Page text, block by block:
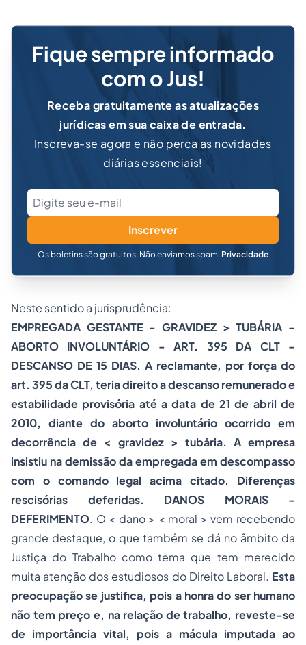
Fique sempre informado
com o Jus!
Receba gratuitamente as atualizações
jurídicas em sua caixa de entrada.
Inscreva-se agora e não perca as novidades
diárias essenciais!
Inscrever
Os boletins são gratuitos. Não enviamos spam. Privacidade
Neste sentido a jurisprudência:
EMPREGADA GESTANTE - GRAVIDEZ > TUBÁRIA -
ABORTO INVOLUNTÁRIO - ART. 395 DA CLT -
DESCANSO DE 15 DIAS. A reclamante, por força do
art. 395 da CLT, teria direito a descanso remunerado e
estabilidade provisória até a data de 21 de abril de
2010, diante do aborto involuntário ocorrido em
decorrência de < gravidez > tubária. A empresa
insistiu na demissão da empregada em descompasso
com o comando legal acima citado. Diferenças
rescisórias deferidas. DANOS MORAIS -
DEFERIMENTO. O < dano > < moral > vem recebendo
grande destaque, o que também se dá no âmbito da
Justiça do Trabalho como tema que tem merecido
muita atenção dos estudiosos do Direito Laboral. Esta
preocupação se justifica, pois a honra do ser humano
não tem preço e, na relação de trabalho, reveste-se
de importância vital, pois a mácula imputada ao